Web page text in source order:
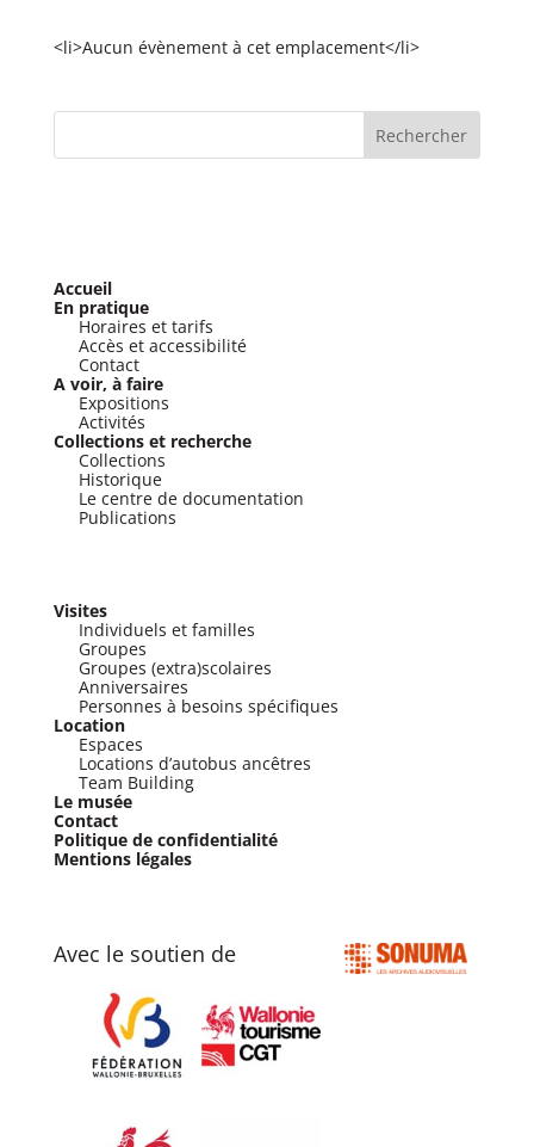
<li>Aucun évènement à cet emplacement</li>
Accueil
En pratique
Horaires et tarifs
Accès et accessibilité
Contact
A voir, à faire
Expositions
Activités
Collections et recherche
Collections
Historique
Le centre de documentation
Publications
Visites
Individuels et familles
Groupes
Groupes (extra)scolaires
Anniversaires
Personnes à besoins spécifiques
Location
Espaces
Locations d’autobus ancêtres
Team Building
Le musée
Contact
Politique de confidentialité
Mentions légales
Avec le soutien de